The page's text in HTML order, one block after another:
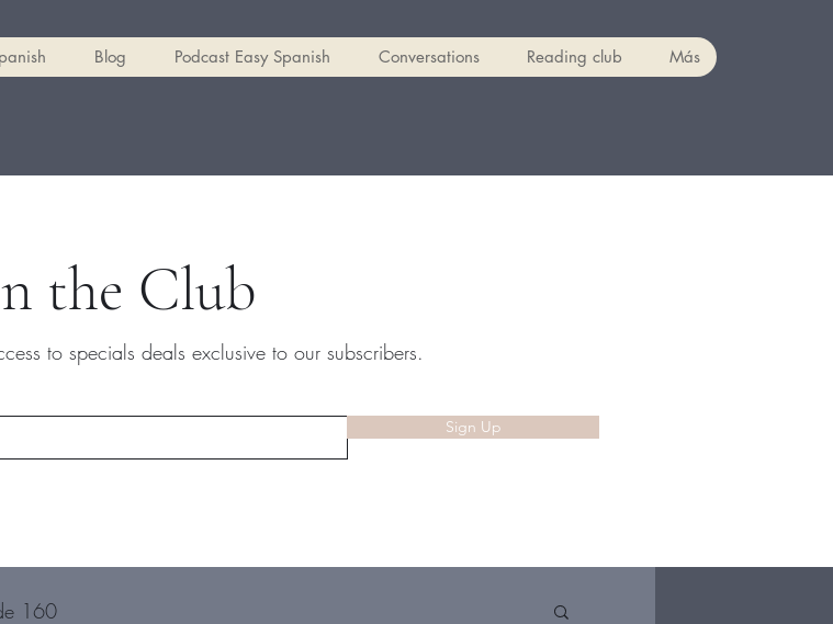
Blog Podcast Easy Spanish Conversations Reading club Más
the Club
to specials deals exclusive to our subscribers.
Sign Up
160